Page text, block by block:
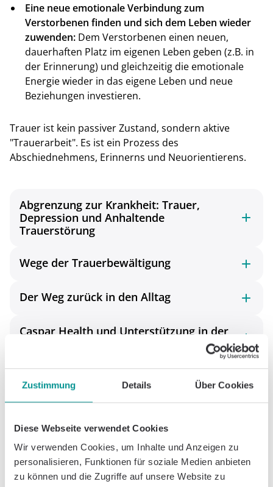
Zustimmung Details Über Cookies
Diese Webseite verwendet Cookies
Wir verwenden Cookies, um Inhalte und Anzeigen zu
personalisieren, Funktionen für soziale Medien anbieten
zu können und die Zugriffe auf unsere Website zu
Eine neue emotionale Verbindung zum
Verstorbenen finden und sich dem Leben wieder
zuwenden: Dem Verstorbenen einen neuen,
dauerhaften Platz im eigenen Leben geben (z.B. in
der Erinnerung) und gleichzeitig die emotionale
Energie wieder in das eigene Leben und neue
Beziehungen investieren.
Trauer ist kein passiver Zustand, sondern aktive
"Trauerarbeit". Es ist ein Prozess des
Abschiednehmens, Erinnerns und Neuorientierens.
Abgrenzung zur Krankheit: Trauer,
Depression und Anhaltende
Trauerstörung
Wege der Trauerbewältigung
Der Weg zurück in den Alltag
Caspar Health und Unterstützung in der
Häufig Gestellte Fragen
(FAQs) und Zusätzliche
Ressourcen
Im Folgenden finden Sie Antworten auf häufige
Fragen sowie Verweise auf vertrauenswürdige
Informationsquellen.